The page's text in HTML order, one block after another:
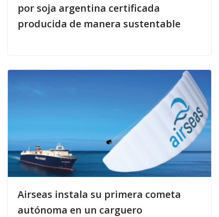
por soja argentina certificada
producida de manera sustentable
Airseas instala su primera cometa
autónoma en un carguero